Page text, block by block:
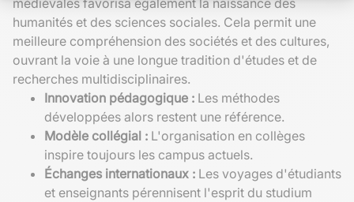
humanités et des sciences sociales. Cela permit une
meilleure compréhension des sociétés et des cultures,
ouvrant la voie à une longue tradition d'études et de
recherches multidisciplinaires.
Innovation pédagogique : Les méthodes
développées alors restent une référence.
Modèle collégial : L'organisation en collèges
inspire toujours les campus actuels.
Échanges internationaux : Les voyages d'étudiants
et enseignants pérennisent l'esprit du studium